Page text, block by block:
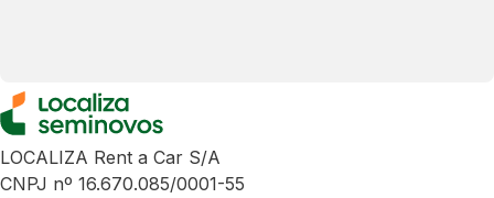
LOCALIZA Rent a Car S/A
CNPJ nº 16.670.085/0001-55